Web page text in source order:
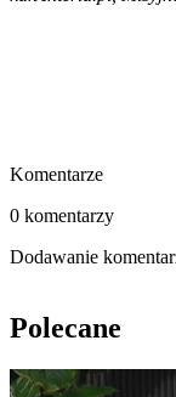
Komentarze
0 komentarzy
Dodawanie
Polecane